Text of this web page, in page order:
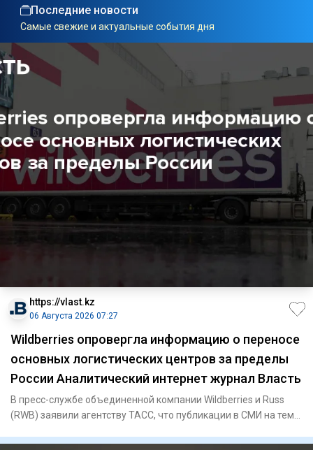
Последние новости
Самые свежие и актуальные события дня
https://vlast.kz
06 Августа 2026 07:27
Wildberries опровергла информацию о переносе
основных логистических центров за пределы
России Аналитический интернет журнал Власть
В пресс-службе объединенной компании Wildberries и Russ
(RWB) заявили агентству ТАСС, что публикации в СМИ на тему